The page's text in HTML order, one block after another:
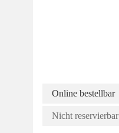
Online bestellbar
Nicht reservierbar